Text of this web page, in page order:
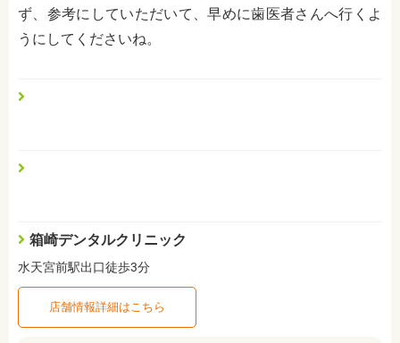
ず、参考にしていただいて、早めに歯医者さんへ行くよ
うにしてくださいね。
箱崎デンタルクリニック
水天宮前駅出口徒歩3分
店舗情報詳細はこちら